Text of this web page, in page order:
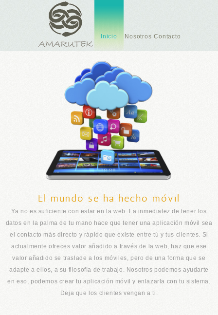
Inicio Nosotros Contacto
El mundo se ha hecho móvil
Ya no es suficiente con estar en la web. La inmediatez de tener los
datos en la palma de tu mano hace que tener una aplicación móvil sea
el contacto más directo y rápido que existe entre tú y tus clientes. Si
actualmente ofreces valor añadido a través de la web, haz que ese
valor añadido se traslade a los móviles, pero de una forma que se
adapte a ellos, a su filosofía de trabajo. Nosotros podemos ayudarte
en eso, podemos crear tu aplicación móvil y enlazarla con tu sistema.
Deja que los clientes vengan a ti.